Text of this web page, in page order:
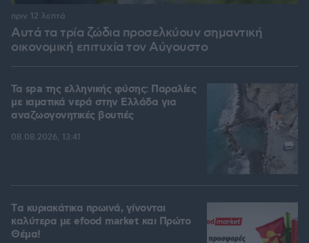
Αυτά τα τρία ζώδια προσελκύουν σημαντική
οικονομική επιτυχία τον Αύγουστο
πριν 12 λεπτά
Τα spa της ελληνικής φύσης: Παραλίες
με ιαματικά νερά στην Ελλάδα για
αναζωογονητικές βουτιές
08.08.2026, 13:41
Tα κυριακάτικα πρωινά, γίνονται
καλύτερα με efood market και Πρώτο
Θέμα!